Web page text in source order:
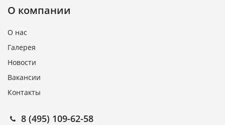
О компании
О нас
Галерея
Новости
Вакансии
Контакты
8 (495) 109-62-58